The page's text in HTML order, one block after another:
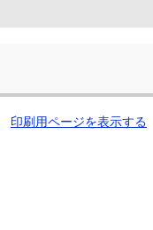
印刷用ページを表示する